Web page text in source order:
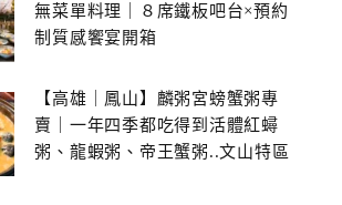
無菜單料理｜８席鐵板吧台×預約
制質感饗宴開箱
【高雄｜鳳山】麟粥宮螃蟹粥專
賣｜一年四季都吃得到活體紅蟳
粥、龍蝦粥、帝王蟹粥..文山特區